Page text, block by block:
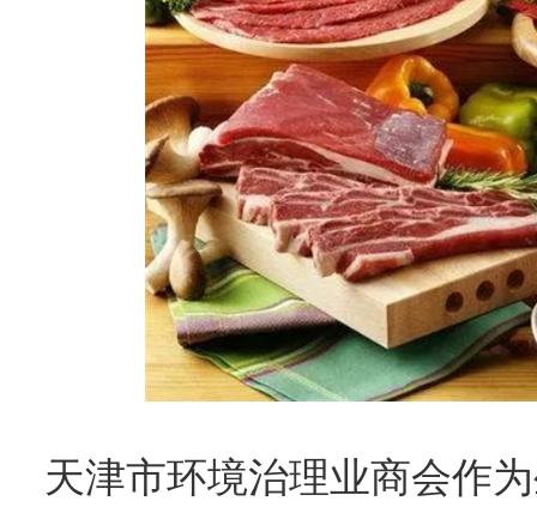
天津市环境治理业商会作